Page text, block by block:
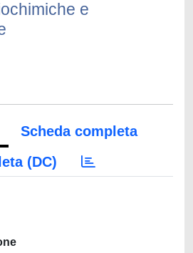
e
Scheda completa
(DC)